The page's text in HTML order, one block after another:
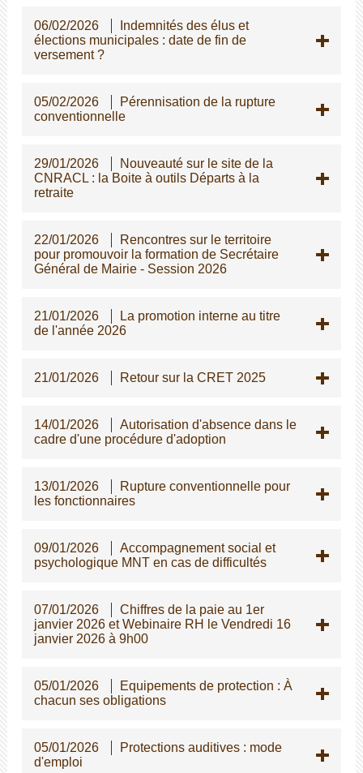
06/02/2026
Indemnités des élus et
élections municipales : date de fin de
versement ?
05/02/2026
Pérennisation de la rupture
conventionnelle
29/01/2026
Nouveauté sur le site de la
CNRACL : la Boite à outils Départs à la
retraite
22/01/2026
Rencontres sur le territoire
pour promouvoir la formation de Secrétaire
Général de Mairie - Session 2026
21/01/2026
La promotion interne au titre
de l'année 2026
21/01/2026 Retour sur la CRET 2025
14/01/2026
Autorisation d'absence dans le
cadre d'une procédure d'adoption
13/01/2026
Rupture conventionnelle pour
les fonctionnaires
09/01/2026
Accompagnement social et
psychologique MNT en cas de difficultés
07/01/2026
Chiffres de la paie au 1er
janvier 2026 et Webinaire RH le Vendredi 16
janvier 2026 à 9h00
05/01/2026
Equipements de protection : À
chacun ses obligations
05/01/2026
Protections auditives : mode
d'emploi